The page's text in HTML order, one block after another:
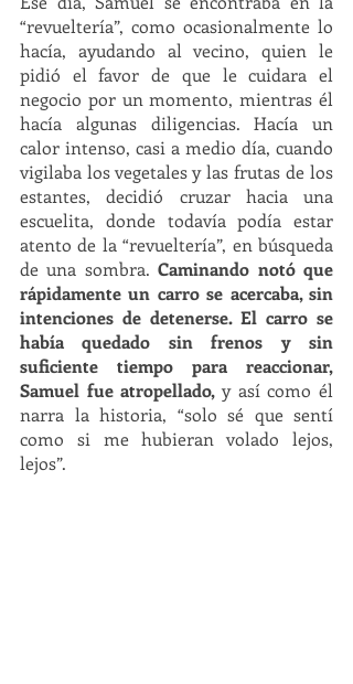
“revueltería”, como ocasionalmente lo
hacía, ayudando al vecino, quien le
pidió el favor de que le cuidara el
negocio por un momento, mientras él
hacía algunas diligencias. Hacía un
calor intenso, casi a medio día, cuando
vigilaba los vegetales y las frutas de los
estantes, decidió cruzar hacia una
escuelita, donde todavía podía estar
atento de la “revueltería”, en búsqueda
de una sombra. Caminando notó que
rápidamente un carro se acercaba, sin
intenciones de detenerse. El carro se
había quedado sin frenos y sin
suficiente tiempo para reaccionar,
Samuel fue atropellado, y así como él
narra la historia, “solo sé que sentí
como si me hubieran volado lejos,
lejos”.